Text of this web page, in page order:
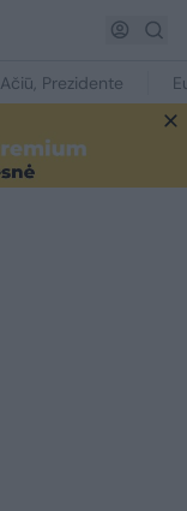
Ačiū, Prezidente